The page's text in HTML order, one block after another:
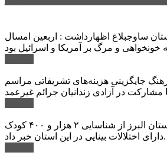
ساوجبلاغ اظهارداشت : اربعین امسال
جایگزینی هزینه‌های تشریفاتی مراسم
مشارکت در آزادی زندانیان جرائم غیرعمد
مدیر کل بهزیستی استان البرز از شناسایی ۲ هزار و ۴۰۰ کودک
دارای اختلالات بینایی در این استان خبر داد.